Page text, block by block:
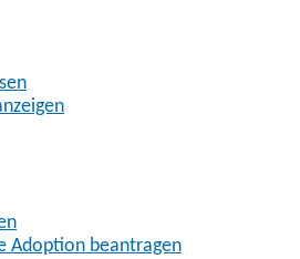
Adoption beantragen